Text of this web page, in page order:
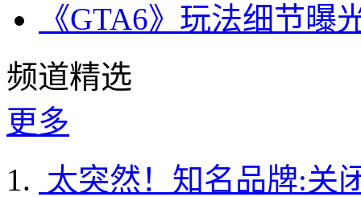
《GTA6》玩法细节
频道精选
更多
太突然！知名品牌:关